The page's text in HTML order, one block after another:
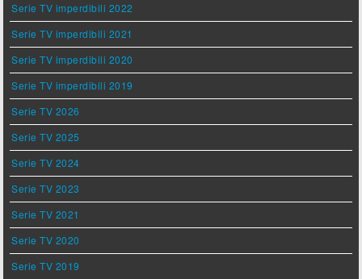
Serie TV imperdibili 2022
Serie TV imperdibili 2021
Serie TV imperdibili 2020
Serie TV imperdibili 2019
Serie TV 2026
Serie TV 2025
Serie TV 2024
Serie TV 2023
Serie TV 2021
Serie TV 2020
Serie TV 2019